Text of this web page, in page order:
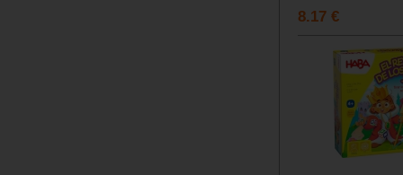
8.17 €